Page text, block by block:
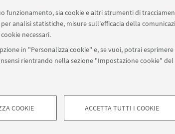
funzionamento, sia cookie e altri strumenti di
analisi statistiche, misure sull'efficacia della
necessari.
in "Personalizza cookie" e, se vuoi, potrai
rientrando nella sezione "Impostazione cookie" del
COOKIE
COOKIE ACCETTA TUTTI I COOKIE
di Bologna - Via Zamboni, 33 - 40126 Bologna - PI: